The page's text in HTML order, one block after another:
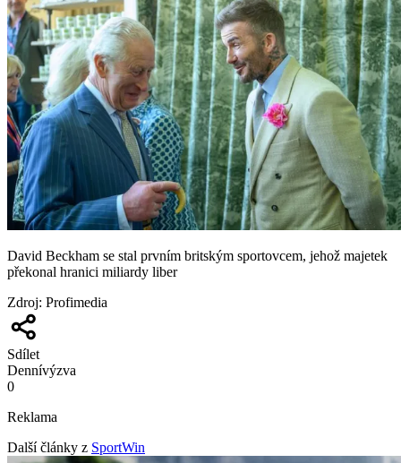
David Beckham se stal prvním britským sportovcem, jehož majetek
překonal hranici miliardy liber
Zdroj: Profimedia
Sdílet
Dennívýzva
0
Reklama
Další články z SportWin